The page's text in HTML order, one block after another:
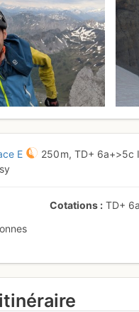
E 250 m,TD+ 6a+>5c
Cotations TD+